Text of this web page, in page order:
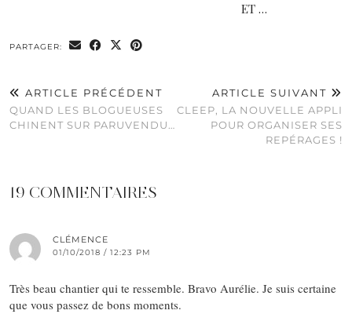
ET …
PARTAGER:
ARTICLE PRÉCÉDENT
QUAND LES BLOGUEUSES
CHINENT SUR PARUVENDU…
ARTICLE SUIVANT
CLEEP, LA NOUVELLE APPLI
POUR ORGANISER SES
REPÉRAGES !
19 COMMENTAIRES
CLÉMENCE
01/10/2018 / 12:23 PM
Très beau chantier qui te ressemble. Bravo Aurélie. Je suis certaine
que vous passez de bons moments.